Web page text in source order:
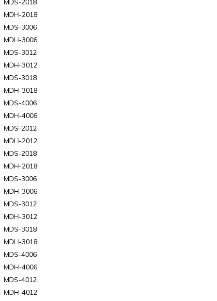
MDS-2018
MDH-2018
MDS-3006
MDH-3006
MDS-3012
MDH-3012
MDS-3018
MDH-3018
MDS-4006
MDH-4006
MDS-2012
MDH-2012
MDS-2018
MDH-2018
MDS-3006
MDH-3006
MDS-3012
MDH-3012
MDS-3018
MDH-3018
MDS-4006
MDH-4006
MDS-4012
MDH-4012